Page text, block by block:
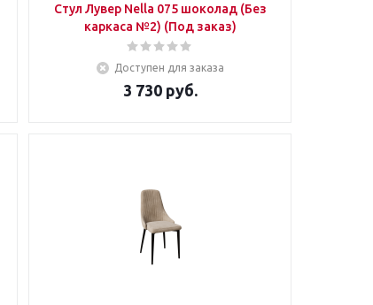
Стул Лувер Nella 075 шоколад (Без
каркаса №2) (Под заказ)
Доступен для заказа
3 730руб.